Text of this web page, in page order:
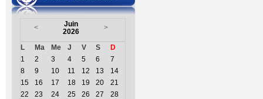
<
Juin
2026
>
L Ma Me J V S
D
1
2 3 4 5 6
7
8
9 10 11 12 13
14
15
16 17 18 19 20
21
22
23 24 25 26 27
28